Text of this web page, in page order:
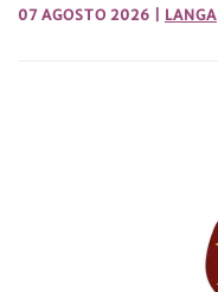
07 AGOSTO 2026 LANGA